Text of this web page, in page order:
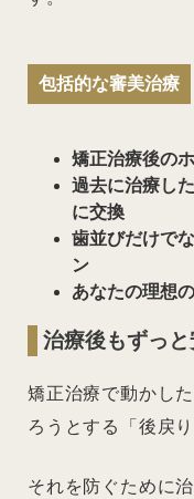
包括的な審美治療
矯正治療後の
過去に治療し
に交換
歯並びだけで
ン
あなたの理想
治療後もずっ
矯正治療で動かし
ろうとする「後戻
それを防ぐために